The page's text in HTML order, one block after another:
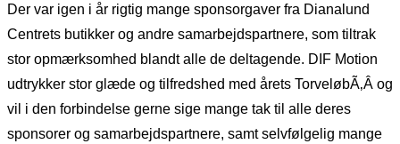
Der var igen i år rigtig mange sponsorgaver fra Dianalund
Centrets butikker og andre samarbejdspartnere, som tiltrak
stor opmærksomhed blandt alle de deltagende. DIF Motion
udtrykker stor glæde og tilfredshed med årets TorveløbÃ‚Â og
vil i den forbindelse gerne sige mange tak til alle deres
sponsorer og samarbejdspartnere, samt selvfølgelig mange